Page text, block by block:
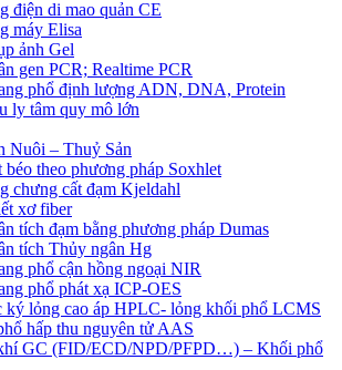
điện di mao quản CE
máy Elisa
ảnh Gel
gen PCR; Realtime PCR
phổ định lượng ADN, DNA, Protein
ly tâm quy mô lớn
Nuôi – Thuỷ Sản
béo theo phương pháp Soxhlet
chưng cất đạm Kjeldahl
xơ fiber
tích đạm bằng phương pháp Dumas
tích Thủy ngân Hg
phổ cận hồng ngoại NIR
phổ phát xạ ICP-OES
ký lỏng cao áp HPLC- lỏng khối phổ LCMS
hấp thu nguyên tử AAS
GC (FID/ECD/NPD/PFPD…) – Khối phổ